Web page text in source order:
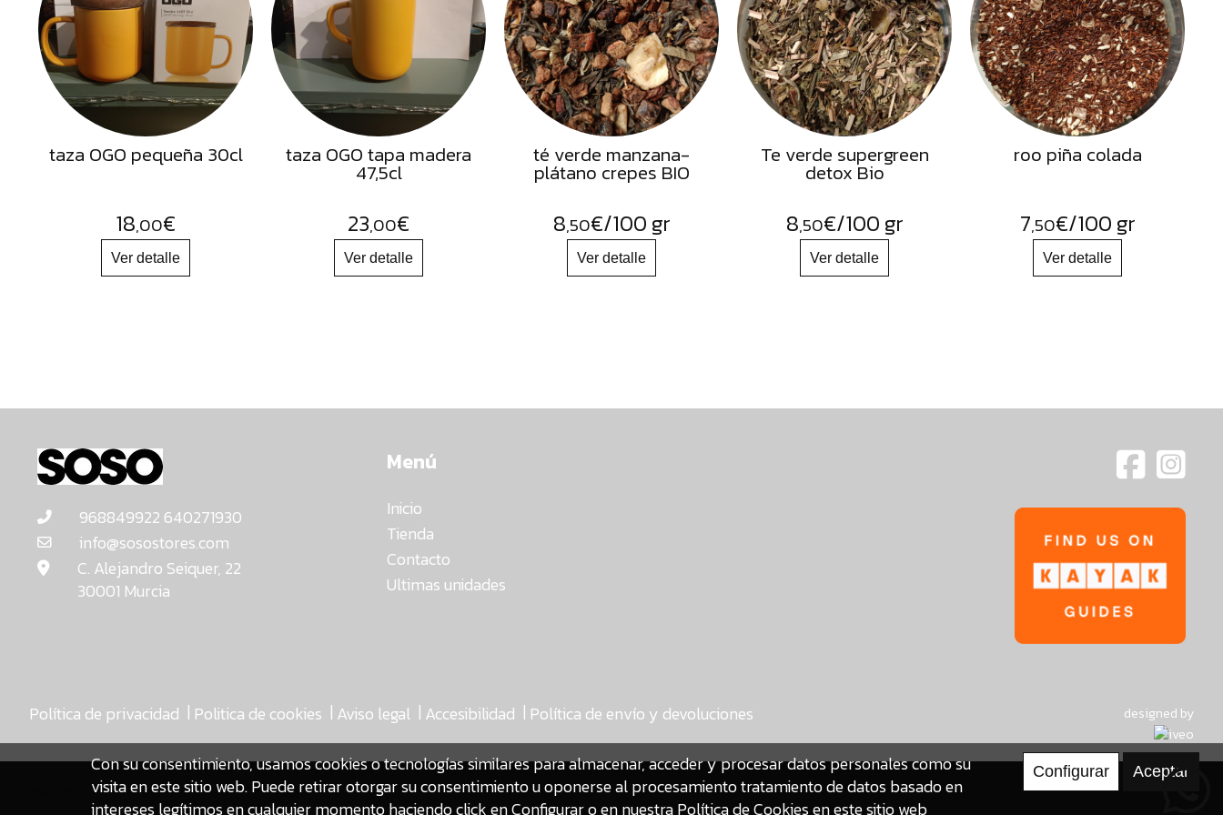
Frutos
Secos
Hierbas
Harinas
Accesorios
taza OGO pequeña 30cl
18,00€
taza OGO tapa madera
47,5cl
23,00€
té verde manzana-
plátano crepes BIO
8,50€/100 gr
Te verde supergreen
detox Bio
8,50€/100 gr
roo piña colada
7,50€/100 gr
968849922 640271930
info@sosostores.com
C. Alejandro Seiquer, 22
30001 Murcia
Menú
Inicio
Tienda
Contacto
Ultimas unidades
Política de privacidad | Politica de cookies | Aviso legal | Accesibilidad | Política de envío y devoluciones designed by
Con su consentimiento, usamos cookies o tecnologías similares para almacenar, acceder y procesar datos personales como su
visita en este sitio web. Puede retirar otorgar su consentimiento u oponerse al procesamiento tratamiento de datos basado en
intereses legítimos en cualquier momento haciendo click en Configurar o en nuestraPolítica de Cookies en este sitio web